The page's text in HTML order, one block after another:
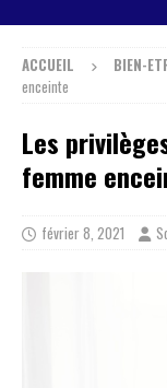
ACCUEIL BIEN-
enceinte
Les
femme
février 8, 2021